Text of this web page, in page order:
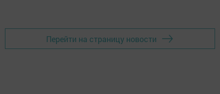
Перейти на страницу новости